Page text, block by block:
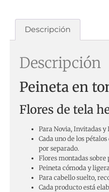
Descripción
Descripción
Peineta en
Flores de tela
Para Novia, Invitadas y
Cada uno de los
por separado.
Flores montadas
Peineta cómoda y
Para cabello suelto,
Cada producto está